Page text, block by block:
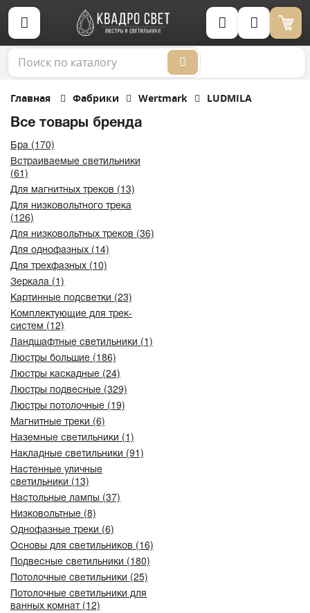
Корзина (0)
Главная Фабрики Wertmark LUDMILA
Все товары бренда
Бра (170)
Встраиваемые светильники
(61)
Для магнитных треков (13)
Для низковольтного трека
(126)
Для низковольтных треков (36)
Для однофазных (14)
Для трехфазных (10)
Зеркала (1)
Картинные подсветки (23)
Комплектующие для трек-
систем (12)
Ландшафтные светильники (1)
Люстры большие (186)
Люстры каскадные (24)
Люстры подвесные (329)
Люстры потолочные (19)
Магнитные треки (6)
Наземные светильники (1)
Накладные светильники (91)
Настенные уличные
светильники (13)
Настольные лампы (37)
Низковольтные (8)
Однофазные треки (6)
Основы для светильников (16)
Подвесные светильники (180)
Потолочные светильники (25)
Потолочные светильники для
ванных комнат (12)